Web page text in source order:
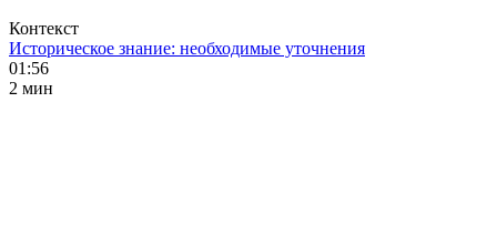
Контекст
Историческое знание: необходимые уточнения
01:56
2 мин